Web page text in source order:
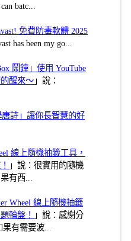
batc...
免費防毒軟體 2025
has been my go...
鬧鐘」使用 YouTube
醒來～ 」說：
唐詩」讓你長智慧的好
線上隨機抽籤工具，
」說：很實用的隨機
有西...
Wheel 線上隨機抽籤
輪盤！
」說：感謝分
有需要波...